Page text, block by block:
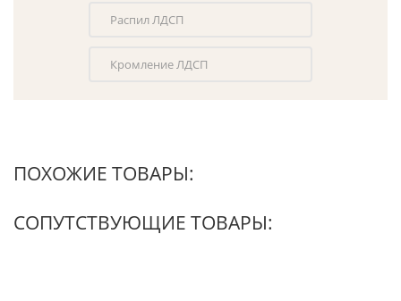
Распил ЛДСП
Кромление ЛДСП
ПОХОЖИЕ ТОВАРЫ:
СОПУТСТВУЮЩИЕ ТОВАРЫ: